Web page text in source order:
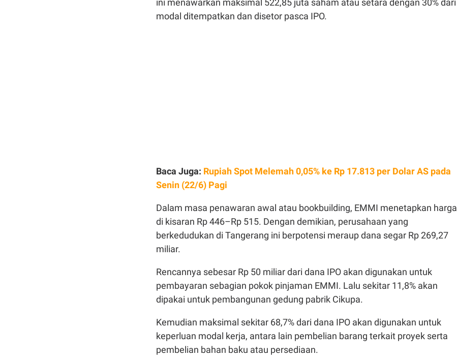
ini menawarkan maksimal 522,85 juta saham atau setara dengan 30% dari
modal ditempatkan dan disetor pasca IPO.
Baca Juga: Rupiah Spot Melemah 0,05% ke Rp 17.813 per Dolar AS pada
Senin (22/6) Pagi
Dalam masa penawaran awal atau bookbuilding, EMMI menetapkan harga
di kisaran Rp 446–Rp 515. Dengan demikian, perusahaan yang
berkedudukan di Tangerang ini berpotensi meraup dana segar Rp 269,27
miliar.
Rencannya sebesar Rp 50 miliar dari dana IPO akan digunakan untuk
pembayaran sebagian pokok pinjaman EMMI. Lalu sekitar 11,8% akan
dipakai untuk pembangunan gedung pabrik Cikupa.
Kemudian maksimal sekitar 68,7% dari dana IPO akan digunakan untuk
keperluan modal kerja, antara lain pembelian barang terkait proyek serta
pembelian bahan baku atau persediaan.